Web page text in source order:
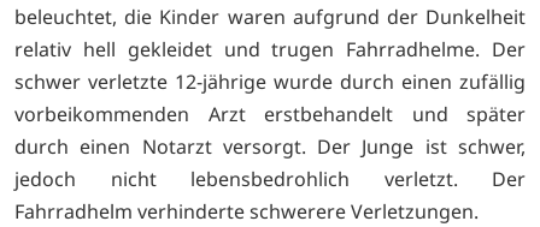
beleuchtet, die Kinder waren aufgrund der Dunkelheit
relativ hell gekleidet und trugen Fahrradhelme. Der
schwer verletzte 12-jährige wurde durch einen zufällig
vorbeikommenden Arzt erstbehandelt und später
durch einen Notarzt versorgt. Der Junge ist schwer,
jedoch nicht lebensbedrohlich verletzt. Der
Fahrradhelm verhinderte schwerere Verletzungen.